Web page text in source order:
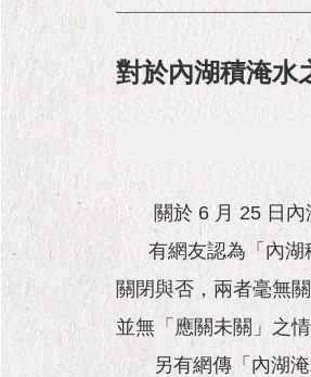
對於內湖積淹水
關於 6 月 25 日內
有網友認為「內湖
關閉與否，兩者毫無
並無「應關未關」之情
另有網傳「內湖淹